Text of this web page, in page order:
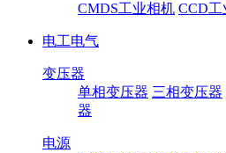
CMDS工业相机 CCD工
电工电气
变压器
单相变压器 三相变压器
器
电源